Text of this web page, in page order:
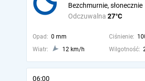
Odczuwalna 27°C
Bezchmurnie, słonecznie
Opad: 0 mm Ciśnienie:
Wiatr:
12 km/h Wilgotność:
06:00